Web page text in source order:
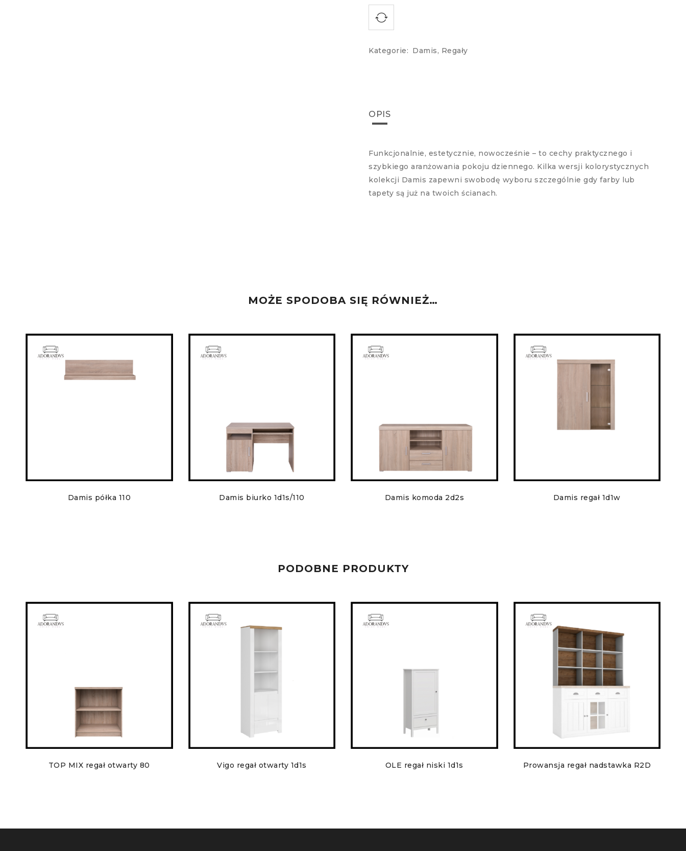
Kategorie: Damis, Regały
OPIS
Funkcjonalnie, estetycznie, nowocześnie – to cechy praktycznego i
szybkiego aranżowania pokoju dziennego. Kilka wersji kolorystycznych
kolekcji Damis zapewni swobodę wyboru szczególnie gdy farby lub
tapety są już na twoich ścianach.
MOŻE SPODOBA SIĘ RÓWNIEŻ…
Damis półka 110 Damis biurko 1d1s/110 Damis komoda 2d2s Damis regał 1d1w
PODOBNE PRODUKTY
TOP MIX regał otwarty 80 Vigo regał otwarty 1d1s OLE regał niski 1d1s Prowansja regał nadstawka R2D